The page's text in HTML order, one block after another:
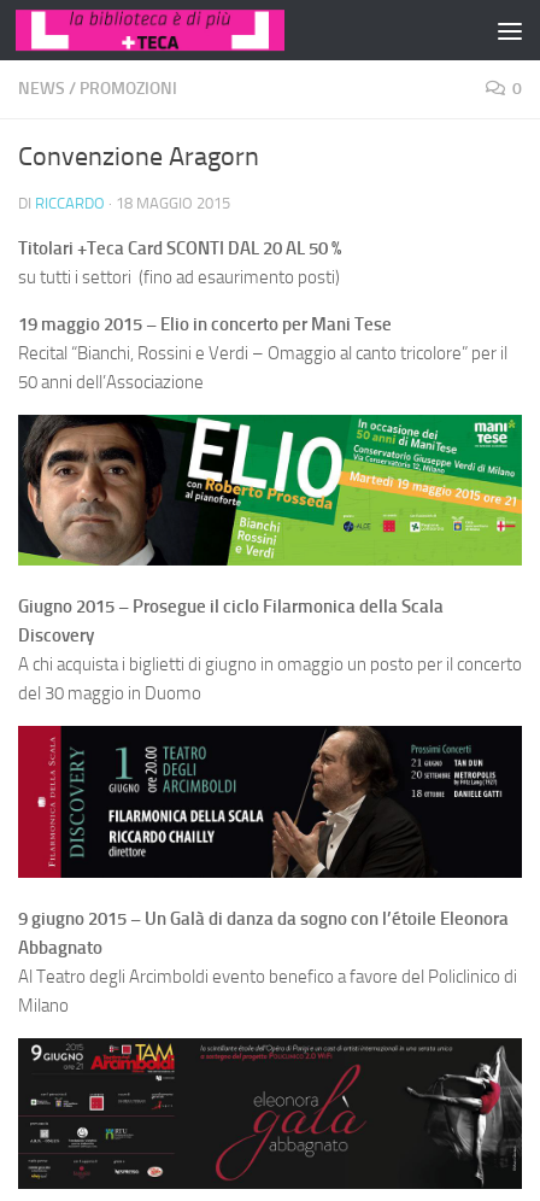
Salta al contenuto
NEWS / PROMOZIONI 0
Convenzione Aragorn
DI RICCARDO · 18 MAGGIO 2015
Titolari +Teca Card SCONTI DAL 20 AL 50 %
su tutti i settori (fino ad esaurimento posti)
19 maggio 2015 – Elio in concerto per Mani Tese
Recital “Bianchi, Rossini e Verdi – Omaggio al canto tricolore” per il
50 anni dell’Associazione
Giugno 2015 – Prosegue il ciclo Filarmonica della Scala
Discovery
A chi acquista i biglietti di giugno in omaggio un posto per il concerto
del 30 maggio in Duomo
9 giugno 2015 – Un Galà di danza da sogno con l’étoile Eleonora
Abbagnato
Al Teatro degli Arcimboldi evento benefico a favore del Policlinico di
Milano